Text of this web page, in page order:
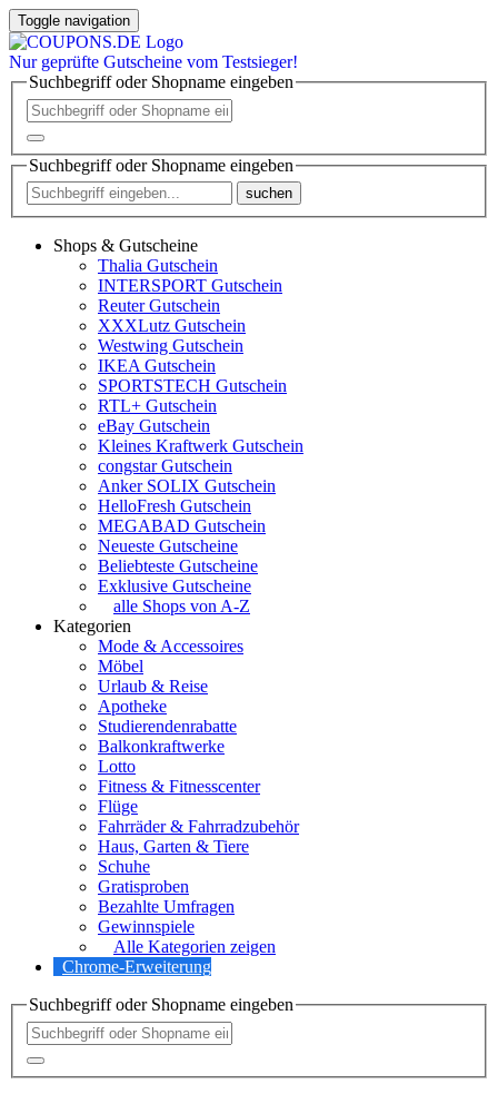
Toggle navigation
Nur geprüfte Gutscheine vom Testsieger!
Suchbegriff oder Shopname eingeben
Suchbegriff oder Shopname eingeben
suchen
Shops & Gutscheine
Thalia Gutschein
INTERSPORT Gutschein
Reuter Gutschein
XXXLutz Gutschein
Westwing Gutschein
IKEA Gutschein
SPORTSTECH Gutschein
RTL+ Gutschein
eBay Gutschein
Kleines Kraftwerk Gutschein
congstar Gutschein
Anker SOLIX Gutschein
HelloFresh Gutschein
MEGABAD Gutschein
Neueste Gutscheine
Beliebteste Gutscheine
Exklusive Gutscheine
alle Shops von A-Z
Kategorien
Mode & Accessoires
Möbel
Urlaub & Reise
Apotheke
Studierendenrabatte
Balkonkraftwerke
Lotto
Fitness & Fitnesscenter
Flüge
Fahrräder & Fahrradzubehör
Haus, Garten & Tiere
Schuhe
Gratisproben
Bezahlte Umfragen
Gewinnspiele
Alle Kategorien zeigen
Chrome-Erweiterung
Suchbegriff oder Shopname eingeben